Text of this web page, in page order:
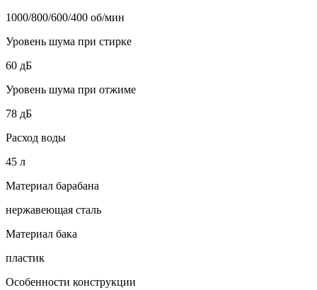
1000/800/600/400 об/мин
Уровень шума при стирке
60 дБ
Уровень шума при отжиме
78 дБ
Расход воды
45 л
Материал барабана
нержавеющая сталь
Материал бака
пластик
Особенности конструкции